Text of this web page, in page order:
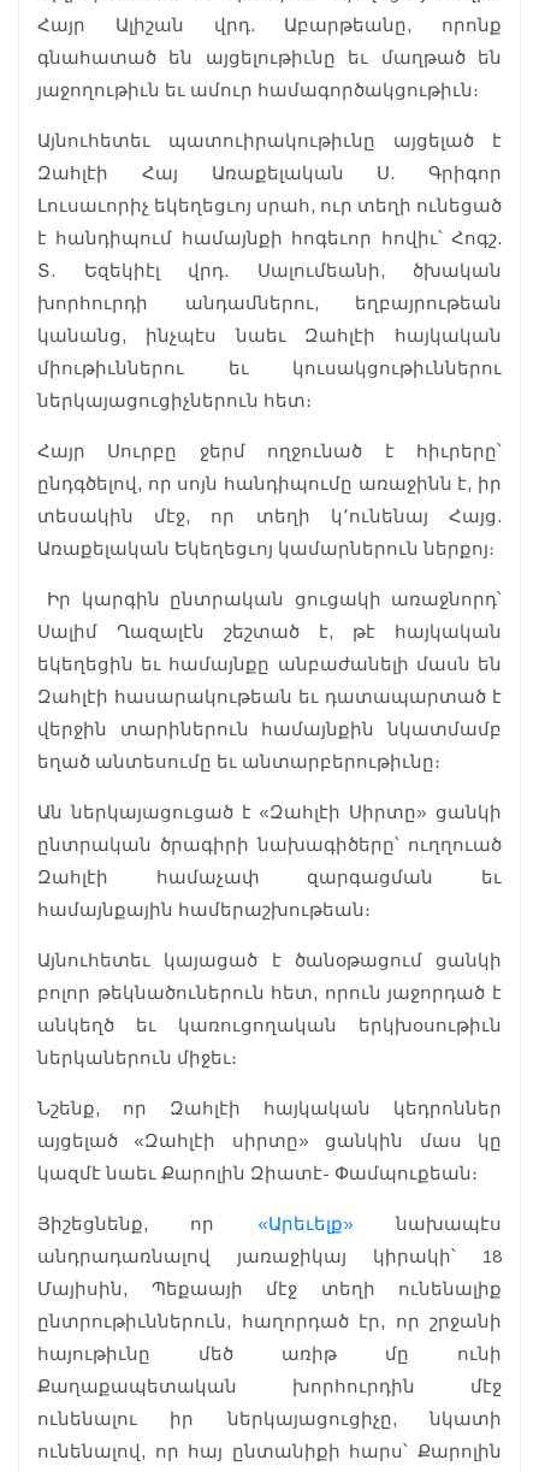
Հայր Ալիշան վրդ. Աբարթեանը, որոնք
գնահատած են այցելութիւնը եւ մաղթած են
յաջողութիւն եւ ամուր համագործակցութիւն։
Այնուհետեւ պատուիրակութիւնը այցելած է
Զահլէի Հայ Առաքելական Ս. Գրիգոր
Լուսաւորիչ եկեղեցւոյ սրահ, ուր տեղի ունեցած
է հանդիպում համայնքի հոգեւոր հովիւ՝ Հոգշ.
Տ. Եզեկիէլ վրդ. Սալումեանի, ծխական
խորհուրդի անդամներու, եղբայրութեան
կանանց, ինչպէս նաեւ Զահլէի հայկական
միութիւններու եւ կուսակցութիւններու
ներկայացուցիչներուն հետ։
Հայր Սուրբը ջերմ ողջունած է հիւրերը՝
ընդգծելով, որ սոյն հանդիպումը առաջինն է, իր
տեսակին մէջ, որ տեղի կ՚ունենայ Հայց.
Առաքելական Եկեղեցւոյ կամարներուն ներքոյ։
Իր կարգին ընտրական ցուցակի առաջնորդ՝
Սալիմ Ղազալէն շեշտած է, թէ հայկական
եկեղեցին եւ համայնքը անբաժանելի մասն են
Զահլէի հասարակութեան եւ դատապարտած է
վերջին տարիներուն համայնքին նկատմամբ
եղած անտեսումը եւ անտարբերութիւնը։
Ան ներկայացուցած է «Զահլէի Սիրտը» ցանկի
ընտրական ծրագիրի նախագիծերը՝ ուղղուած
Զահլէի համաչափ զարգացման եւ
համայնքային համերաշխութեան։
Այնուհետեւ կայացած է ծանօթացում ցանկի
բոլոր թեկնածուներուն հետ, որուն յաջորդած է
անկեղծ եւ կառուցողական երկխօսութիւն
ներկաներուն միջեւ։
Նշենք, որ Զահլէի հայկական կեդրոններ
այցելած «Զահլէի սիրտը» ցանկին մաս կը
կազմէ նաեւ Քարոլին Զիատէ- Փամպուքեան։
Յիշեցնենք, որ «Արեւելք» նախապէս
անդրադառնալով յառաջիկայ կիրակի՝ 18
Մայիսին, Պեքաայի մէջ տեղի ունենալիք
ընտրութիւններուն, հաղորդած էր, որ շրջանի
հայութիւնը մեծ առիթ մը ունի
Քաղաքապետական խորհուրդին մէջ
ունենալու իր ներկայացուցիչը, նկատի
ունենալով, որ հայ ընտանիքի հարս՝ Քարոլին